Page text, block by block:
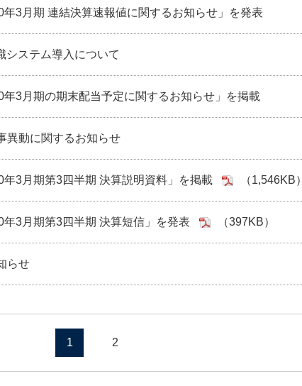
3月期 連結決算速報値に関するお知らせ」を発表
システム導入について
3月期の期末配当予定に関するお知らせ」を掲載
異動に関するお知らせ
3月期第3四半期 決算説明資料」を掲載 （1,546KB）
3月期第3四半期 決算短信」を発表 （397KB）
らせ
1 2